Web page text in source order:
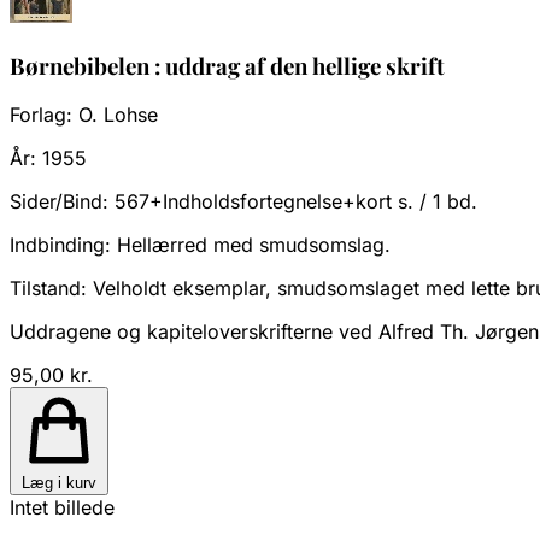
Børnebibelen : uddrag af den hellige skrift
Forlag: O. Lohse
År: 1955
Sider/Bind: 567+Indholdsfortegnelse+kort s. / 1 bd.
Indbinding: Hellærred med smudsomslag.
Tilstand: Velholdt eksemplar, smudsomslaget med lette
Uddragene og kapiteloverskrifterne ved Alfred Th.
95,00 kr.
Læg i kurv
Intet billede